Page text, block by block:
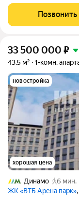
европейский проект:
сантехника Boheme,
Позвонить
33 500 000 ₽
43,5 м² 1-комн.
новостройка
хорошая цена
Динамо
6 мин.
ЖК «ВТБ Арена парк»